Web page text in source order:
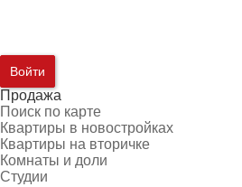
Войти
Продажа
Поиск по карте
Квартиры в новостройках
Квартиры на вторичке
Комнаты и доли
Студии